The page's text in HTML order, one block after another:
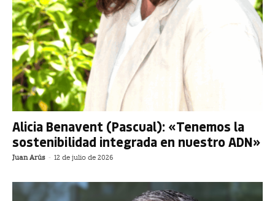
Alicia Benavent (Pascual): «Tenemos la
sostenibilidad integrada en nuestro ADN»
Juan Arús - 12 de julio de 2026